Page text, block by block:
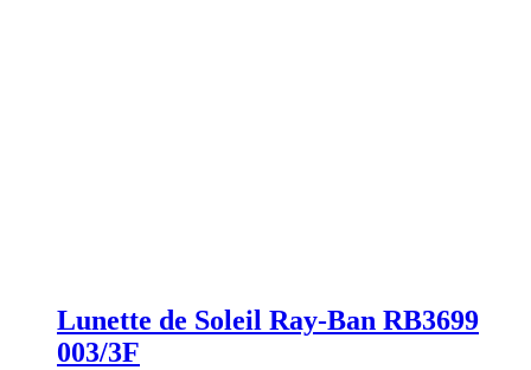
Lunette de Soleil Ray-Ban RB3699
003/3F